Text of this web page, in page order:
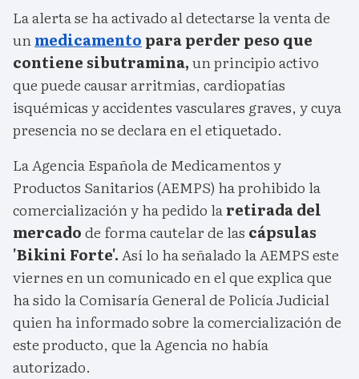
La alerta se ha activado al detectarse la venta de
unmedicamento para perder peso que
contiene sibutramina,un principio activo
que puede causar arritmias, cardiopatías
isquémicas y accidentes vasculares graves, y cuya
presencia no se declara en el etiquetado.
La Agencia Española de Medicamentos y
Productos Sanitarios (AEMPS) ha prohibido la
comercialización y ha pedido laretirada del
mercadode forma cautelar de las cápsulas
'Bikini Forte'.Así lo ha señalado la AEMPS este
viernes en un comunicado en el que explica que
ha sido la Comisaría General de Policía Judicial
quien ha informado sobre la comercialización de
este producto, que la Agencia no había
autorizado.